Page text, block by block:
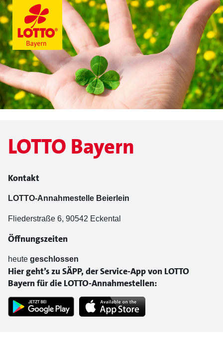
LOTTO Bayern
Kontakt
LOTTO-Annahmestelle Beierlein
Fliederstraße 6, 90542 Eckental
Öffnungszeiten
heute geschlossen
Hier geht’s zu SÄPP, der Service-App von LOTTO
Bayern für die LOTTO-Annahmestellen: